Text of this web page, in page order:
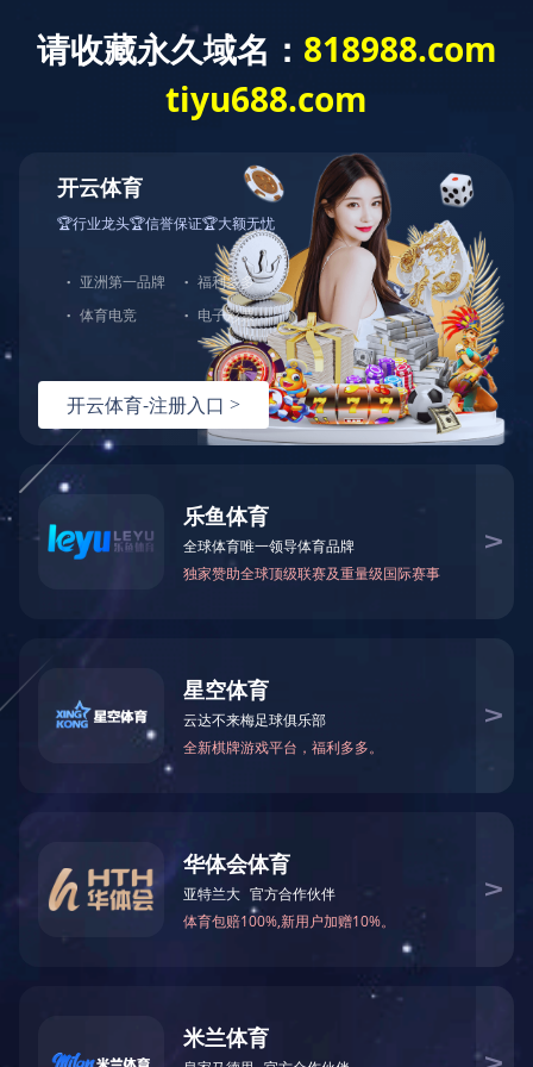
可能原因：
您没有将此域名或IP绑定到对应站点!
配置文件未生效!
检查是否已经绑定到对应站点，若确认已绑定，请尝试重载Web
检查端口是否正确；
若您使用了CDN产品，请尝试清除CDN缓存；
普通网站访客，请联系网站管理员；